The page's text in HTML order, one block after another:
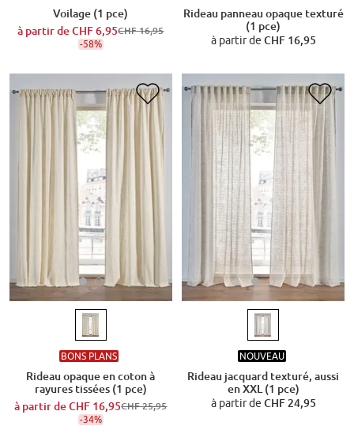
Voilage (1 pce)
à partir deCHF 6,95CHF 16,95
-58%
Rideau panneau opaque texturé
(1 pce)
à partir de CHF 16,95
BONS PLANS
Rideau opaque en coton à
rayures tissées (1 pce)
à partir deCHF 16,95CHF 25,95
-34%
NOUVEAU
Rideau jacquard texturé, aussi
en XXL (1 pce)
à partir de CHF 24,95